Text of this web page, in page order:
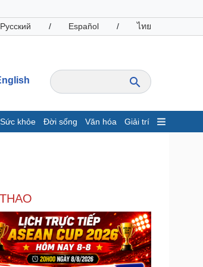
Русский / Español / ไทย
Sức khỏe Đời sống Văn hóa Giải trí
Giá cà phê
Công nghệ
Sành điệu